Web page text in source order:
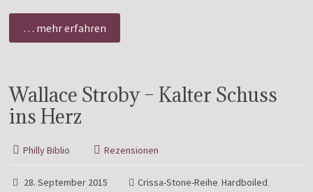
… mehr erfahren
Wallace Stroby – Kalter Schuss
ins Herz
Philly Biblio Rezensionen
28. September 2015 Crissa-Stone-Reihe ,Hardboiled